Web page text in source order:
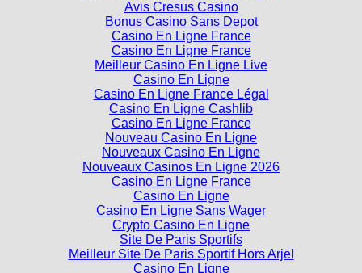
Avis Cresus Casino
Bonus Casino Sans Depot
Casino En Ligne France
Casino En Ligne France
Meilleur Casino En Ligne Live
Casino En Ligne
Casino En Ligne France Légal
Casino En Ligne Cashlib
Casino En Ligne France
Nouveau Casino En Ligne
Nouveaux Casino En Ligne
Nouveaux Casinos En Ligne 2026
Casino En Ligne France
Casino En Ligne
Casino En Ligne Sans Wager
Crypto Casino En Ligne
Site De Paris Sportifs
Meilleur Site De Paris Sportif Hors Arjel